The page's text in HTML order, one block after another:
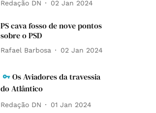
Redação DN 02 Jan 2024
PS cava fosso de nove pontos
sobre o PSD
Rafael Barbosa 02 Jan 2024
Os Aviadores da travessia
do Atlântico
Redação DN 01 Jan 2024